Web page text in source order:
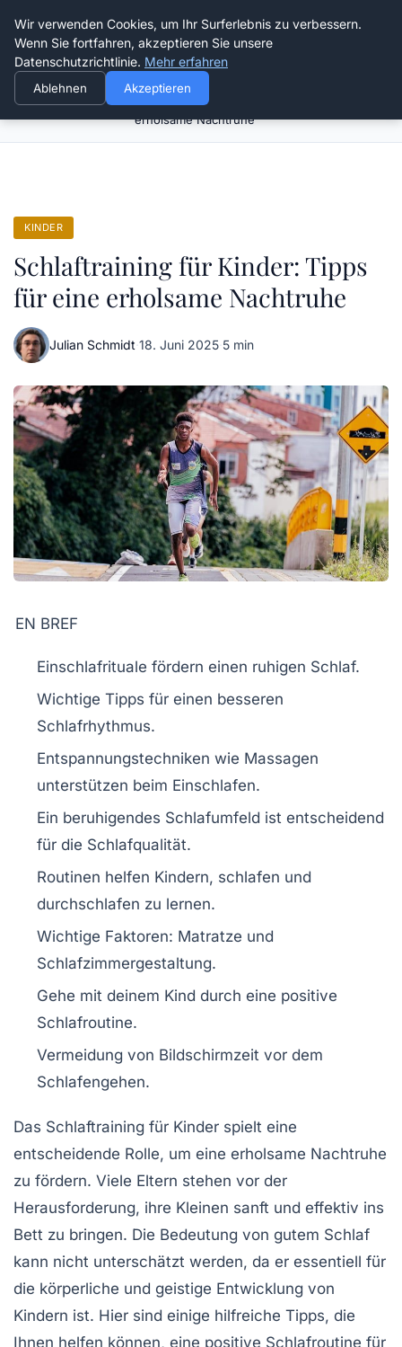
Verflixt-und-aufgetrennt.de
Schlaftraining für Kinder: Tipps für eine
erholsame Nachtruhe
KINDER
Schlaftraining für Kinder: Tipps
für eine erholsame Nachtruhe
Julian Schmidt·18. Juni 2025·5 min
EN BREF
Einschlafrituale fördern einen ruhigen Schlaf.
Wichtige Tipps für einen besseren
Schlafrhythmus.
Entspannungstechniken wie Massagen
unterstützen beim Einschlafen.
Ein beruhigendes Schlafumfeld ist entscheidend
für die Schlafqualität.
Routinen helfen Kindern, schlafen und
durchschlafen zu lernen.
Wichtige Faktoren: Matratze und
Schlafzimmergestaltung.
Gehe mit deinem Kind durch eine positive
Schlafroutine.
Vermeidung von Bildschirmzeit vor dem
Schlafengehen.
Das Schlaftraining für Kinder spielt eine
entscheidende Rolle, um eine erholsame Nachtruhe
zu fördern. Viele Eltern stehen vor der
Herausforderung, ihre Kleinen sanft und effektiv ins
Bett zu bringen. Die Bedeutung von gutem Schlaf
kann nicht unterschätzt werden, da er essentiell für
die körperliche und geistige Entwicklung von
Kindern ist. Hier sind einige hilfreiche Tipps, die
Ihnen helfen können, eine positive Schlafroutine für
Wir verwenden Cookies, um Ihr Surferlebnis zu verbessern.
Wenn Sie fortfahren, akzeptieren Sie unsere
Datenschutzrichtlinie. Mehr erfahren
Ablehnen Akzeptieren